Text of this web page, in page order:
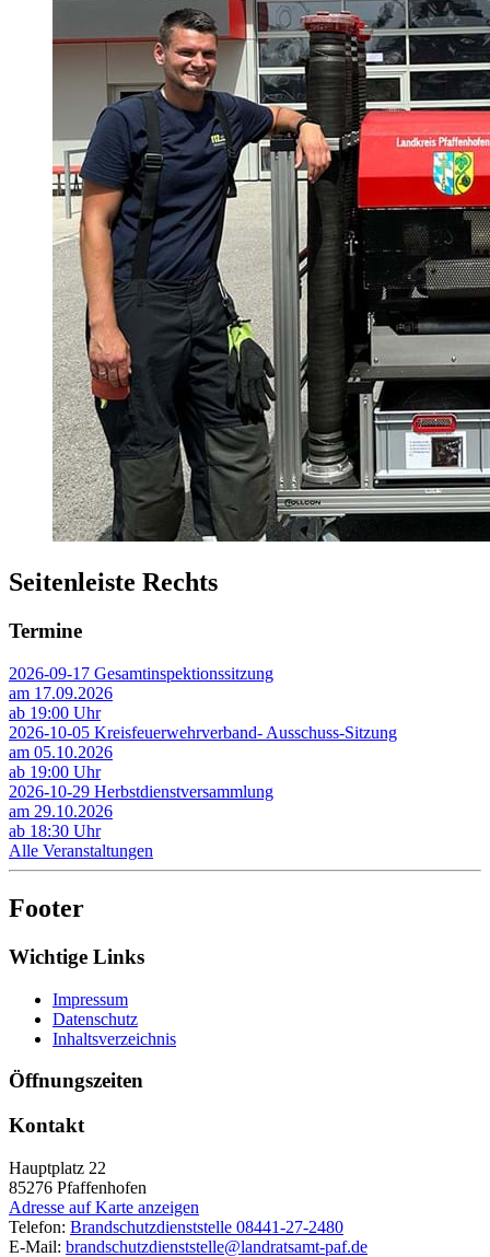
Seitenleiste Rechts
Termine
2026-09-17 Gesamtinspektionssitzung
am 17.09.2026
ab 19:00 Uhr
2026-10-05 Kreisfeuerwehrverband- Ausschuss-Sitzung
am 05.10.2026
ab 19:00 Uhr
2026-10-29 Herbstdienstversammlung
am 29.10.2026
ab 18:30 Uhr
Alle Veranstaltungen
Footer
Wichtige Links
Impressum
Datenschutz
Inhaltsverzeichnis
Öffnungszeiten
Kontakt
Hauptplatz 22
85276 Pfaffenhofen
Adresse auf Karte anzeigen
Telefon: Brandschutzdienststelle 08441-27-2480
E-Mail: brandschutzdienststelle@landratsamt-paf.de